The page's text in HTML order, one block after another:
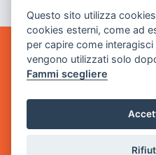
GAME WARP
BY POWER GAME SRL
Sede Legale
via Villaggio dei Platani, 3
- 25014 Castenedolo, Brescia
Questo sito utilizza
cookies esterni, come ad
per capire come
vengono utilizzati solo
Fammi scegliere